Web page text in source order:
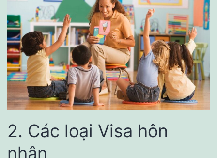
2. Các loại Visa hôn
nhân